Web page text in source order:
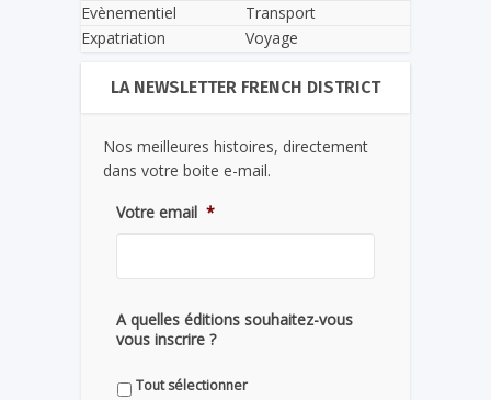
Evènementiel
Expatriation
Transport
Voyage
LA NEWSLETTER FRENCH DISTRICT
Nos meilleures histoires, directement
dans votre boite e-mail.
Votre email *
A quelles éditions souhaitez-vous
vous inscrire ?
Tout sélectionner